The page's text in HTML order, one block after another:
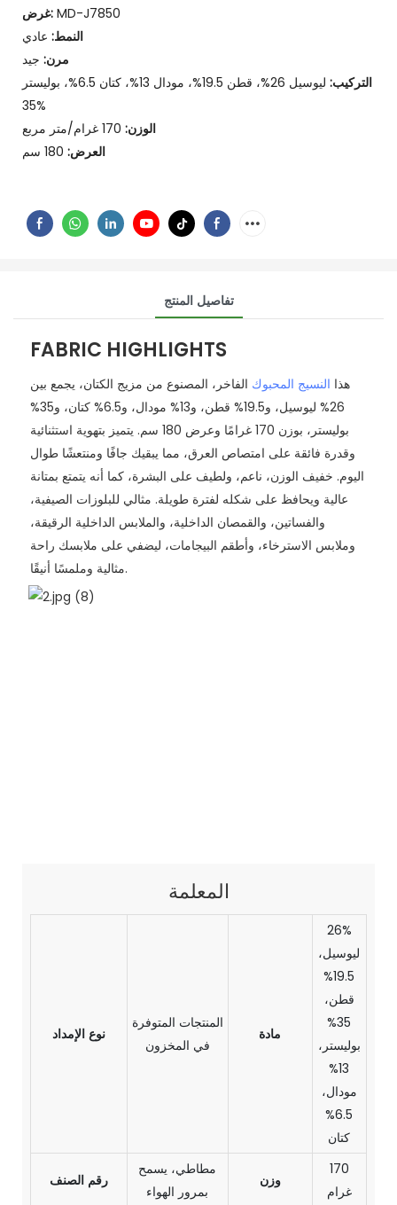
غرض: MD-J7850
النمط: عادي
مرن: جيد
التركيب:
ليوسيل 26%، قطن 19.5%، مودال 13%، كتان 6.5%، بوليستر
35%
الوزن:
العرض:
تفاصيل المنتج
FABRIC HIGHLIGHTS
هذا النسيج المحبوك الفاخر، المصنوع من مزيج الكتان، يجمع بين
26% ليوسيل، و19.5% قطن، و13% مودال، و6.5% كتان، و35%
بوليستر، بوزن 170 غرامًا وعرض 180 سم. يتميز بتهوية استثنائية
وقدرة فائقة على امتصاص العرق، مما يبقيك جافًا ومنتعشًا طوال
اليوم. خفيف الوزن، ناعم، ولطيف على البشرة، كما أنه يتمتع بمتانة
عالية ويحافظ على شكله لفترة طويلة. مثالي للبلوزات الصيفية،
والفساتين، والقمصان الداخلية، والملابس الداخلية الرقيقة،
وملابس الاسترخاء، وأطقم البيجامات، ليضفي على ملابسك راحة
مثالية وملمسًا أنيقًا.
المعلمة
نوع الإمداد
المنتجات المتوفرة
في المخزون
مادة
26%
ليوسيل،
19.5%
قطن،
35%
بوليستر،
13%
مودال،
6.5%
كتان
رقم الصنف
مطاطي، يسمح
بمرور الهواء
وزن
170
غرام